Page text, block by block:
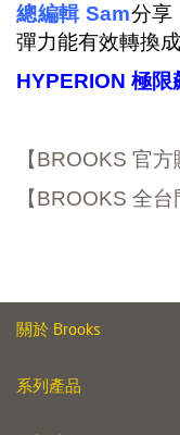
總編輯 Sam分享
彈力能有效轉換
HYPERION 極限
【BROOKS 官方
【BROOKS 全台
關於 Brooks
系列產品